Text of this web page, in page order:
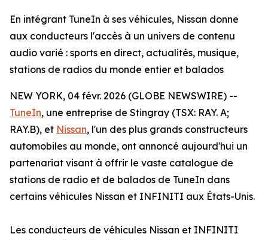
En intégrant TuneIn à ses véhicules, Nissan donne
aux conducteurs l'accès à un univers de contenu
audio varié : sports en direct, actualités, musique,
stations de radios du monde entier et balados
NEW YORK, 04 févr. 2026 (GLOBE NEWSWIRE) --
TuneIn, une entreprise de Stingray (TSX: RAY. A;
RAY.B), et Nissan, l'un des plus grands constructeurs
automobiles au monde, ont annoncé aujourd'hui un
partenariat visant à offrir le vaste catalogue de
stations de radio et de balados de TuneIn dans
certains véhicules Nissan et INFINITI aux États-Unis.
Les conducteurs de véhicules Nissan et INFINITI